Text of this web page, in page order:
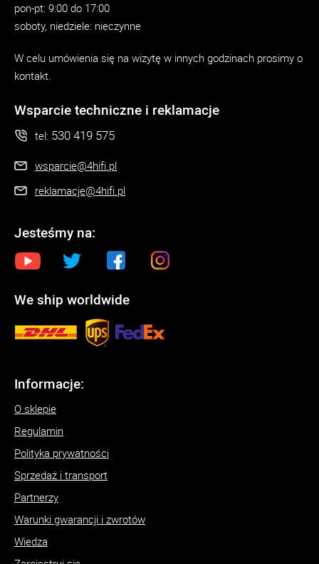
pon-pt: 9:00 do 17:00
soboty, niedziele: nieczynne
W celu umówienia się na wizytę w innych godzinach prosimy o
kontakt.
Wsparcie techniczne i reklamacje
tel: 530 419 575
wsparcie@4hifi.pl
reklamacje@4hifi.pl
Jesteśmy na:
We ship worldwide
Informacje:
O sklepie
Regulamin
Polityka prywatności
Sprzedaż i transport
Partnerzy
Warunki gwarancji i zwrotów
Wiedza